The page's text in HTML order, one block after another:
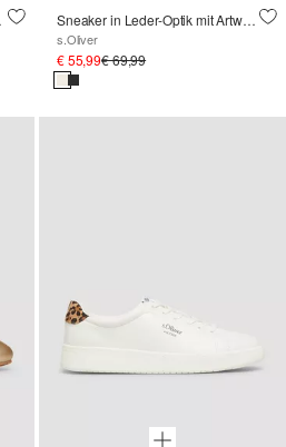
Sneaker in Leder-Optik mit Artwork
s.Oliver
€ 55,99€ 69,99